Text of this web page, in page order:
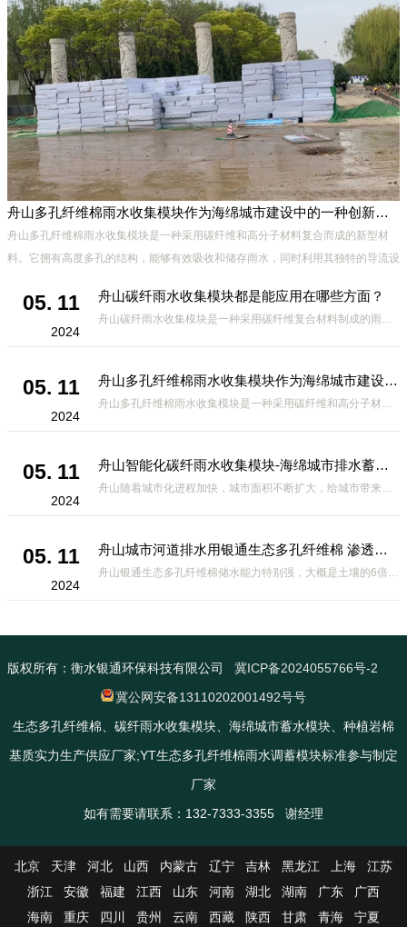
舟山多孔纤维棉雨水收集模块作为海绵城市建设中的一种创新材料
舟山多孔纤维棉雨水收集模块是一种采用碳纤维和高分子材料复合而成的新型材
料。它拥有高度多孔的结构，能够有效吸收和储存雨水，同时利用其独特的导流设
05. 11
2024
舟山碳纤雨水收集模块都是能应用在哪些方面？
舟山碳纤雨水收集模块是一种采用碳纤维复合材料制成的雨水收集装置，具有*、环保、可持续等诸多优点。这种模块的设计独特，结构轻巧且强度高，耐腐蚀，能够在各种环境条件下稳定运行。其广泛的应用领域不仅体现在城市规
05. 11
2024
舟山多孔纤维棉雨水收集模块作为海绵城市建设中的一种创新材料
舟山多孔纤维棉雨水收集模块是一种采用碳纤维和高分子材料复合而成的新型材料。它拥有高度多孔的结构，能够有效吸收和储存雨水，同时利用其独特的导流设计，将雨水迅速排出，有效防止城市内涝的发生。此外，该材料还具有
05. 11
2024
舟山智能化碳纤雨水收集模块-海绵城市排水蓄水系统的优选项
舟山随着城市化进程加快，城市面积不断扩大，给城市带来的问题也随之增加。其中之一就是水资源的短缺。雨水收集是一种解决城市水资源短缺的有效途径。在雨水收集技术中，智能化碳纤雨水收集模块的出现，为解决城市水资源
05. 11
2024
舟山城市河道排水用银通生态多孔纤维棉 渗透性好重量轻
舟山银通生态多孔纤维棉储水能力特别强，大概是土壤的6倍，所以在下暴雨或者是严重的雨雪天气时，能将降水量很好的吸收掉，到了天气晴朗之后又会将这些水分蒸发到空气中。这种材料在绿化环保上能起到很大的作用，能够大
版权所有：衡水银通环保科技有限公司
冀ICP备2024055766号-2
冀公网安备13110202001492号号
生态多孔纤维棉、碳纤雨水收集模块、海绵城市蓄水模块、种植岩棉
基质实力生产供应厂家;YT生态多孔纤维棉雨水调蓄模块标准参与制定
厂家
如有需要请联系：132-7333-3355 谢经理
北京 天津 河北 山西 内蒙古 辽宁 吉林 黑龙江 上海
江苏
浙江
安徽 福建 江西 山东 河南 湖北 湖南 广东
广西
海南
重庆 四川 贵州 云南 西藏 陕西 甘肃 青海 宁夏